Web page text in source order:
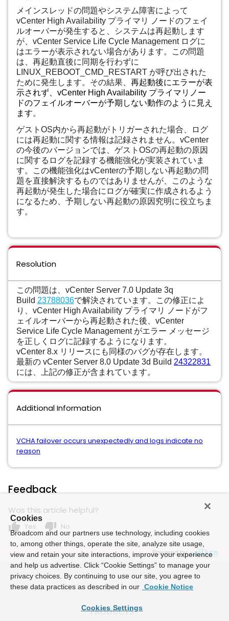
メインスレッドの問題やシステム障害によって
vCenter High Availability プライマリ ノードのフェイ
ルオーバーが発生すると、システムは再起動します
が、vCenter Service Life Cycle Management ログに
はエラーが表示されない場合があります。この問題
は、再起動直後に同期を行わずに
LINUX_REBOOT_CMD_RESTART が呼び出された
ために発生します。 その結果、 再起動後にエラーが表
示されず、vCenter High Availability プライマリノー
ドのフェイルオーバーが予期しない動作のように見え
ます。
ゲストOS内から再起動がトリガーされた場合、ログ
には再起動に関する情報は記録されません。vCenter
の今後のバージョンでは、ゲストOSの再起動の原因
に関するログを記録する機能強化が実装されていま
す。この機能強化はvCenterの予期しない再起動の問
題を直接解決するものではありませんが、このような
再起動が発生した場合にログが確実に作成されるよう
になるため、予期しない再起動の原因究明に役立ちま
す。
Resolution
この問題は、vCenter Server 7.0 Update 3q
Build 23788036で解決されています。この修正によ
り、vCenter High Availability プライマリ ノードがフ
ェイルオーバーから再起動された後、vCenter
Service Life Cycle Management がエラー メッセージ
を正しくログに記録するようになります。
vCenter 8.x リリースにも同様のバグが存在します。
最新の vCenter Server 8.0 Update 3d Build 24322831
には、上記の修正が含まれています。
Additional Information
VCHA failover occurs unexpectedly and logs indicate no
reason
Feedback
Was this article helpful?
thumb_up Yes thumb_down No
Powered by
Cookies
Broadcom and our partners use technology, including cookies
to, among other things, operate the site, analyze site usage,
view and retain your site interactions, improve your experience
and help us advertise. Click “Cookie Settings” to manage your
privacy choices. By continuing to use our site, you agree to
these data practices as described in our Cookie Notice
Cookies Settings